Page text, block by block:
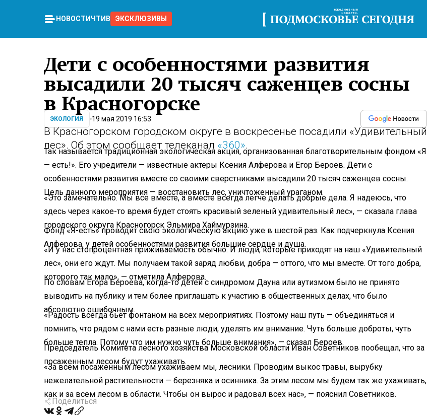
НОВОСТИ ЧТИВО ЭКСКЛЮЗИВЫ
Дети с особенностями развития
высадили 20 тысяч саженцев сосны
в Красногорске
ЭКОЛОГИЯ 19 мая 2019 16:53
В Красногорском городском округе в воскресенье посадили «Удивительный
лес». Об этом сообщает телеканал «360».
Так называется традиционная экологическая акция, организованная благотворительным фондом «Я
— есть!». Его учредители — известные актеры Ксения Алферова и Егор Бероев. Дети с
особенностями развития вместе со своими сверстниками высадили 20 тысяч саженцев сосны.
Цель данного мероприятия — восстановить лес, уничтоженный ураганом.
«Это замечательно. Мы все вместе, а вместе всегда легче делать добрые дела. Я надеюсь, что
здесь через какое-то время будет стоять красивый зеленый удивительный лес», — сказала глава
городского округа Красногорск Эльмира Хаймурзина.
Фонд «Я-есть» проводит свою экологическую акцию уже в шестой раз. Как подчеркнула Ксения
Алферова, у детей особенностями развития большие сердце и душа.
«И у нас стопроцентная приживаемость обычно. И люди, которые приходят на наш «Удивительный
лес», они его ждут. Мы получаем такой заряд любви, добра — оттого, что мы вместе. От того добра,
которого так мало», — отметила Алферова.
По словам Егора Бероева, когда-то детей с синдромом Дауна или аутизмом было не принято
выводить на публику и тем более приглашать к участию в общественных делах, что было
абсолютно ошибочным.
«Радость всегда бьет фонтаном на всех мероприятиях. Поэтому наш путь — объединяться и
помнить, что рядом с нами есть разные люди, уделять им внимание. Чуть больше доброты, чуть
больше тепла. Потому что им нужно чуть больше внимания», — сказал Бероев.
Председатель Комитета лесного хозяйства Московской области Иван Советников пообещал, что за
посаженным лесом будут ухаживать.
«За всем посаженным лесом ухаживаем мы, лесники. Проводим выкос травы, вырубку
нежелательной растительности — березняка и осинника. За этим лесом мы будем так же ухаживать,
как и за всем лесом в области. Чтобы он вырос и радовал всех нас», — пояснил Советников.
Поделиться